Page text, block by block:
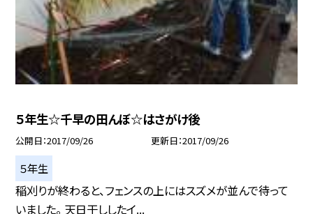
５年生☆千早の田んぼ☆はさがけ後
公開日 2017/09/26 更新日 2017/09/26
５年生
稲刈りが終わると、フェンスの上にはスズメが並んで待って
いました。 天日干ししたイ...